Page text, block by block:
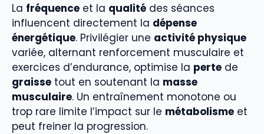
La fréquence et la qualité des séances
influencent directement la dépense
énergétique. Privilégier une activité physique
variée, alternant renforcement musculaire et
exercices d’endurance, optimise la perte de
graisse tout en soutenant la masse
musculaire. Un entraînement monotone ou
trop rare limite l’impact sur le métabolisme et
peut freiner la progression.